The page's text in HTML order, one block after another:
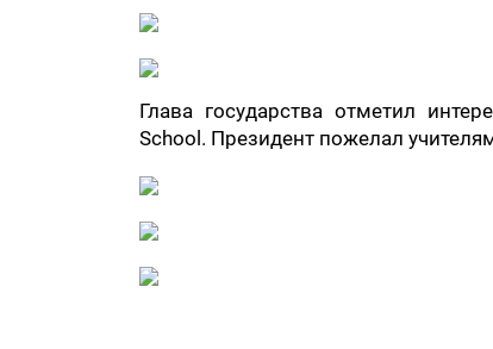
Глава государства отметил
School. Президент пожелал